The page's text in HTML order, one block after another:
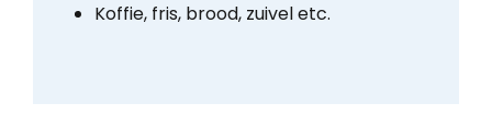
Koffie, fris, brood, zuivel etc.